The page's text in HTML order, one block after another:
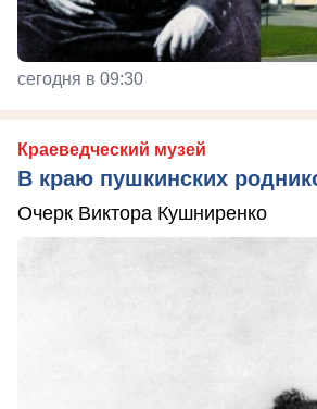
сегодня в 09:30
Краеведческий музей
В краю пушкинских
Очерк Виктора Кушниренко